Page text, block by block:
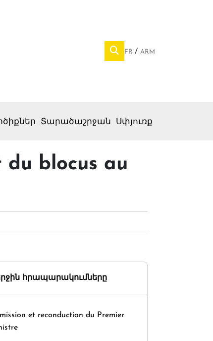
FR ARM
Տարածաշրջան Սփյուռք
blocus au
հրապարակումները
et reconduction du Premier